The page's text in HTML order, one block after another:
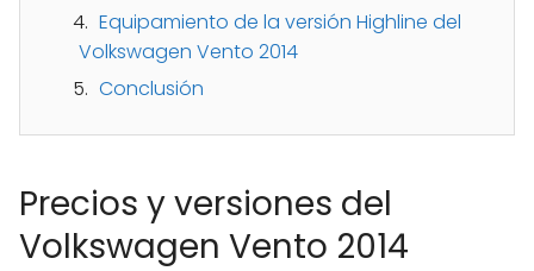
Equipamiento de la versión Highline del
Volkswagen Vento 2014
Conclusión
Precios y versiones del
Volkswagen Vento 2014